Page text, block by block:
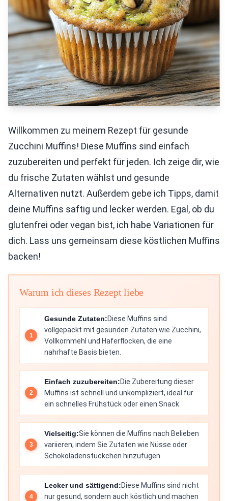
Willkommen zu meinem Rezept für gesunde
Zucchini Muffins! Diese Muffins sind einfach
zuzubereiten und perfekt für jeden. Ich zeige dir, wie
du frische Zutaten wählst und gesunde
Alternativen nutzt. Außerdem gebe ich Tipps, damit
deine Muffins saftig und lecker werden. Egal, ob du
glutenfrei oder vegan bist, ich habe Variationen für
dich. Lass uns gemeinsam diese köstlichen Muffins
backen!
Warum ich dieses Rezept liebe
Gesunde Zutaten:Diese Muffins sind
vollgepackt mit gesunden Zutaten wie Zucchini,
Vollkornmehl und Haferflocken, die eine
nahrhafte Basis bieten.
Einfach zuzubereiten:Die Zubereitung dieser
Muffins ist schnell und unkompliziert, ideal für
ein schnelles Frühstück oder einen Snack.
Vielseitig:Sie können die Muffins nach Belieben
variieren, indem Sie Zutaten wie Nüsse oder
Schokoladenstückchen hinzufügen.
Lecker und sättigend:Diese Muffins sind nicht
nur gesund, sondern auch köstlich und machen